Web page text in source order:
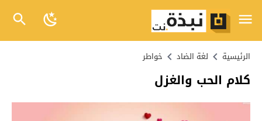
الرئيسية لغة الضاد خواطر
كلام الحب والغزل